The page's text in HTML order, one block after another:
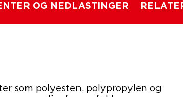
OG NEDLASTINGER
som polyesten, polypropylen og